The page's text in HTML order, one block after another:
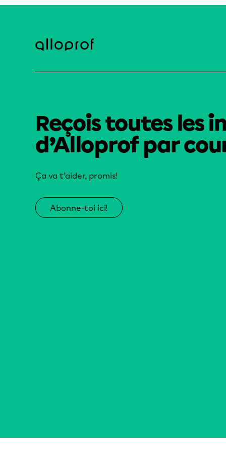
Reçois toutes les
d’Alloprof par
Ça va t’aider, promis!
Abonne-toi ici!